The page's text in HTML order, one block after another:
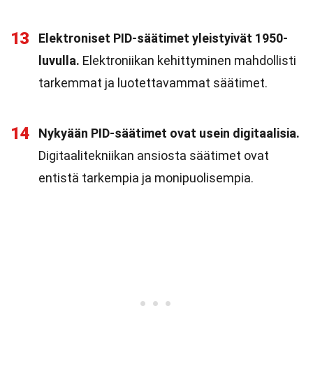
13
Elektroniset PID-säätimet yleistyivät 1950-
luvulla. Elektroniikan kehittyminen mahdollisti
tarkemmat ja luotettavammat säätimet.
14
Nykyään PID-säätimet ovat usein digitaalisia.
Digitaalitekniikan ansiosta säätimet ovat
entistä tarkempia ja monipuolisempia.